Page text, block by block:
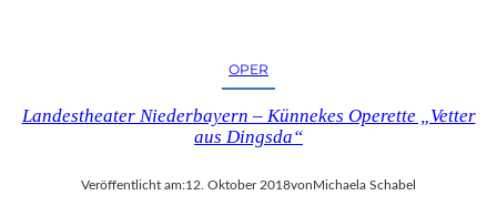
OPER
Landestheater Niederbayern – Künnekes Operette „Vetter
aus Dingsda“
Veröffentlicht am:12. Oktober 2018vonMichaela Schabel